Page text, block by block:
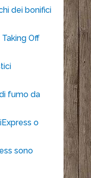
dei bonifici
Off
fumo da
o
sono